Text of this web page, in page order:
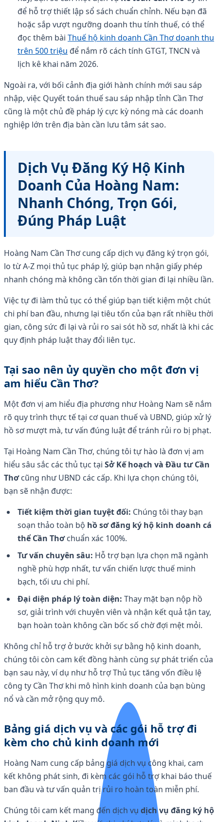
để hỗ trợ thiết lập sổ sách chuẩn chỉnh. Nếu bạn đã
hoặc sắp vượt ngưỡng doanh thu tính thuế, có thể
đọc thêm bài Thuế hộ kinh doanh Cần Thơ doanh thu
trên 500 triệu để nắm rõ cách tính GTGT, TNCN và
lịch kê khai năm 2026.
Ngoài ra, với bối cảnh địa giới hành chính mới sau sáp
nhập, việc Quyết toán thuế sau sáp nhập tỉnh Cần Thơ
cũng là một chủ đề pháp lý cực kỳ nóng mà các doanh
nghiệp lớn trên địa bàn cần lưu tâm sát sao.
Dịch Vụ Đăng Ký Hộ Kinh
Doanh Của Hoàng Nam:
Nhanh Chóng, Trọn Gói,
Đúng Pháp Luật
Hoàng Nam Cần Thơ cung cấp dịch vụ đăng ký trọn gói,
lo từ A-Z mọi thủ tục pháp lý, giúp bạn nhận giấy phép
nhanh chóng mà không cần tốn thời gian đi lại nhiều lần.
Việc tự đi làm thủ tục có thể giúp bạn tiết kiệm một chút
chi phí ban đầu, nhưng lại tiêu tốn của bạn rất nhiều thời
gian, công sức đi lại và rủi ro sai sót hồ sơ, nhất là khi các
quy định pháp luật thay đổi liên tục.
Tại sao nên ủy quyền cho một đơn vị
am hiểu Cần Thơ?
Một đơn vị am hiểu địa phương như Hoàng Nam sẽ nắm
rõ quy trình thực tế tại cơ quan thuế và UBND, giúp xử lý
hồ sơ mượt mà, tư vấn đúng luật để tránh rủi ro bị phạt.
Tại Hoàng Nam Cần Thơ, chúng tôi tự hào là đơn vị am
hiểu sâu sắc các thủ tục tại Sở Kế hoạch và Đầu tư Cần
Thơcũng như UBND các cấp. Khi lựa chọn chúng tôi,
bạn sẽ nhận được:
Tiết kiệm thời gian tuyệt đối: Chúng tôi thay bạn
soạn thảo toàn bộ hồ sơ đăng ký hộ kinh doanh cá
thể Cần Thơchuẩn xác 100%.
Tư vấn chuyên sâu: Hỗ trợ bạn lựa chọn mã ngành
nghề phù hợp nhất, tư vấn chiến lược thuế minh
bạch, tối ưu chi phí.
Đại diện pháp lý toàn diện: Thay mặt bạn nộp hồ
sơ, giải trình với chuyên viên và nhận kết quả tận tay,
bạn hoàn toàn không cần bốc số chờ đợi mệt mỏi.
Không chỉ hỗ trợ ở bước khởi sự bằng hộ kinh doanh,
chúng tôi còn cam kết đồng hành cùng sự phát triển của
bạn sau này, ví dụ như hỗ trợ Thủ tục tăng vốn điều lệ
công ty Cần Thơ khi mô hình kinh doanh của bạn bùng
nổ và cần mở rộng quy mô.
Bảng giá dịch vụ và các gói hỗ trợ đi
kèm cho chủ kinh doanh mới
Hoàng Nam cung cấp bảng giá dịch vụ công khai, cam
kết không phát sinh, đi kèm các gói hỗ trợ khai báo thuế
ban đầu và tư vấn quản trị rủi ro hoàn toàn miễn phí.
Chúng tôi cam kết mang đến dịch vụ dịch vụ đăng ký hộ